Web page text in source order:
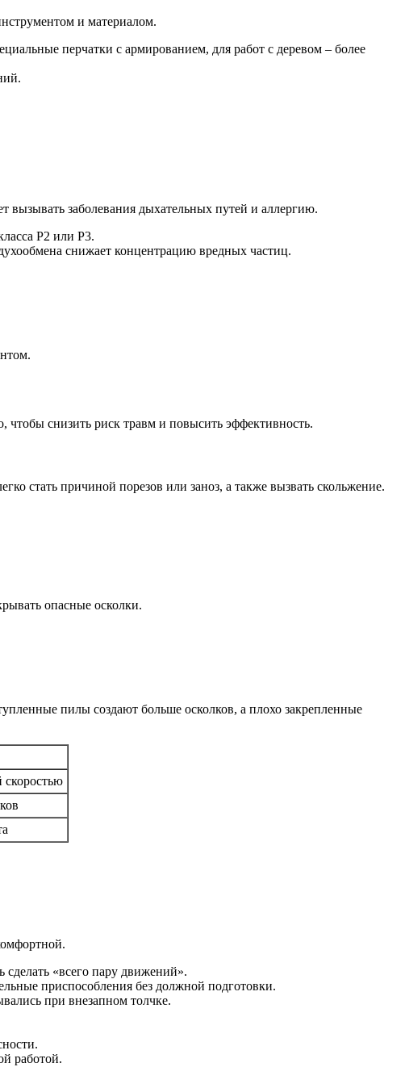
и материалом.
перчатки с армированием, для работ с деревом – более
вызывать заболевания дыхательных путей и аллергию.
P2 или P3.
снижает концентрацию вредных частиц.
чтобы снизить риск травм и повысить эффективность.
стать причиной порезов или заноз, а также вызвать скольжение.
опасные осколки.
пилы создают больше осколков, а плохо закрепленные
скоростью
сделать «всего пару движений».
приспособления без должной подготовки.
при внезапном толчке.
работой.